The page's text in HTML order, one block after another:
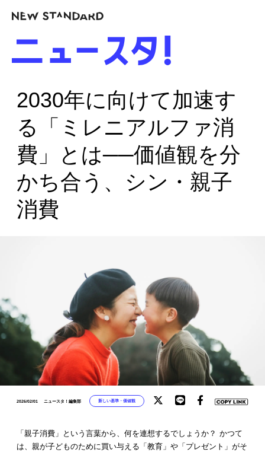
2030年に向けて加速す
る「ミレニアルファ消
費」とは──価値観を分
かち合う、シン・親子
消費
2026/02/01 ニュースタ！編集部 新しい基準・価値観
「親子消費」という言葉から、何を連想するでしょうか？ かつて
は、親が子どものために買い与える「教育」や「プレゼント」がそ